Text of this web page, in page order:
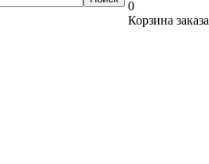
0
Корзина заказа